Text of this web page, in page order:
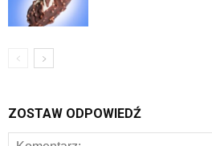
ZOSTAW ODPOWIEDŹ